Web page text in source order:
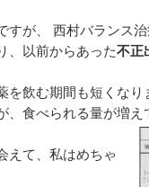
が、 西村バランス
、以前からあった不正
飲む期間も短くなり
、食べられる量が増
えて、私はめちゃ